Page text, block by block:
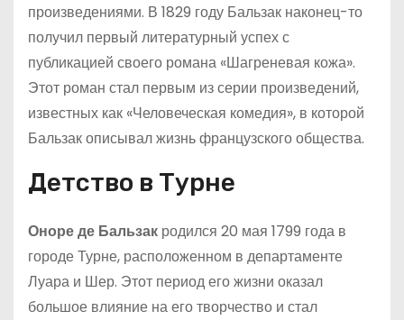
произведениями. В 1829 году Бальзак наконец-то
получил первый литературный успех с
публикацией своего романа «Шагреневая кожа».
Этот роман стал первым из серии произведений,
известных как «Человеческая комедия», в которой
Бальзак описывал жизнь французского общества.
Детство в Турне
Оноре де Бальзак родился 20 мая 1799 года в
городе Турне, расположенном в департаменте
Луара и Шер. Этот период его жизни оказал
большое влияние на его творчество и стал